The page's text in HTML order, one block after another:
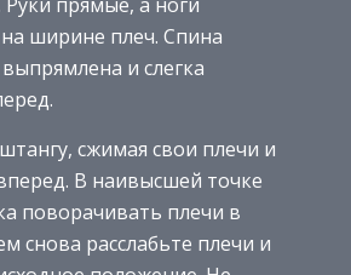
ширине плеч. Спина
и слегка
сжимая свои плечи и
В наивысшей точке
поворачивать плечи в
снова расслабьте плечи и